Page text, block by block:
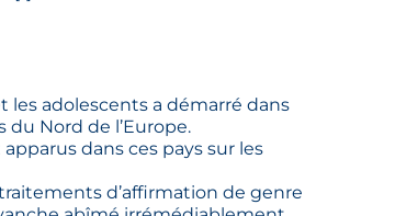
les adolescents a démarré dans
du Nord de l’Europe.
dans ces pays sur les
d’affirmation de genre